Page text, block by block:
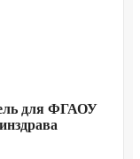
для ФГАОУ